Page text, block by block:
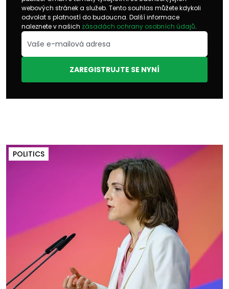
webových stránek a služeb. Tento souhlas můžete kdykoli
odvolat s platností do budoucna. Další informace
naleznete v našich zásadách ochrany osobních údajů.
ZAREGISTRUJTE SE NYNÍ
POLITICS